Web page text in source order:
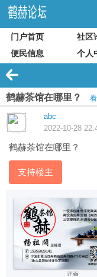
门户首页 社区
便民信息
个人
鹤赫茶馆在哪里？
abc
2022-10-28
鹤赫茶馆在哪里？
支持楼主